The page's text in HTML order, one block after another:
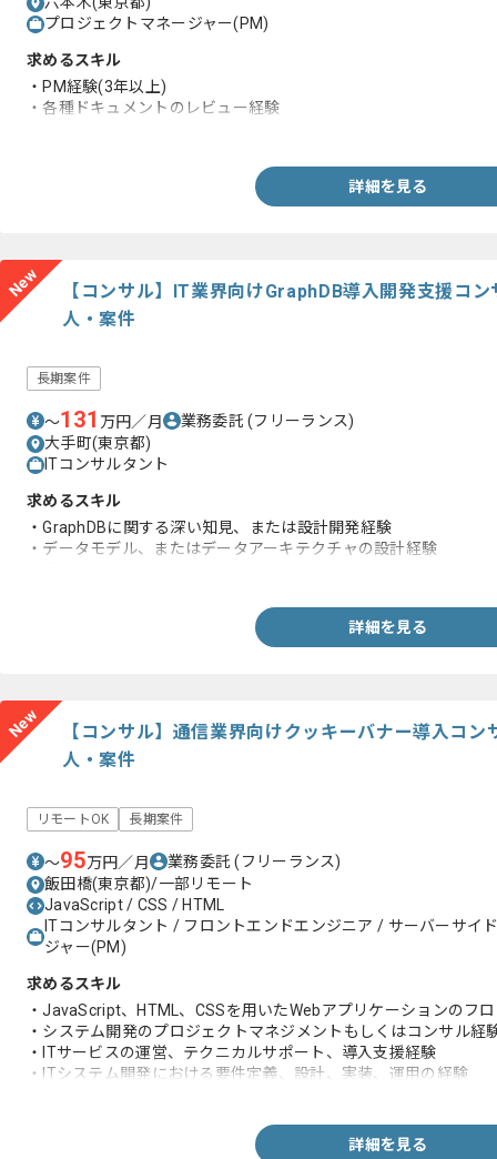
プロジェクトマネージャー(PM)
求めるスキル
・PM経験(3年以上)
・各種ドキュメントのレビュー経験
詳細を見る
New
【コンサル】IT業界向けGraphDB導入開発支援コ
人・案件
長期案件
〜131 万円／月 業務委託(フリーランス)
大手町(東京都)
ITコンサルタント
求めるスキル
・GraphDBに関する深い知見、または設計開発経験
・データモデル、またはデータアーキテクチャの設計経験
詳細を見る
New
【コンサル】通信業界向けクッキーバナー導入コ
人・案件
リモートOK 長期案件
〜95万円／月 業務委託(フリーランス)
飯田橋(東京都)/一部リモート
JavaScript / CSS / HTML
ITコンサルタント / フロントエンドエンジニア / サーバーサイ
ジャー(PM)
求めるスキル
・JavaScript、HTML、CSSを用いたWebアプリケーションのフ
・システム開発のプロジェクトマネジメントもしくはコンサル経
・ITサービスの運営、テクニカルサポート、導入支援経験
・ITシステム開発における要件定義、設計、実装、運用の経験
詳細を見る